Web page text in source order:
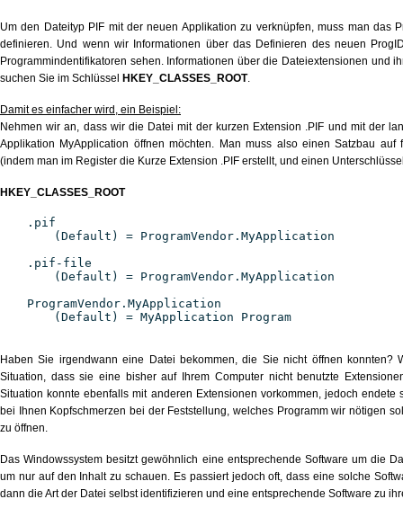
Um den Dateityp PIF mit der neuen Applikation zu verknüpfen, muss man das
definieren. Und wenn wir Informationen über das Definieren des neuen
Programmindentifikatoren sehen. Informationen über die Dateiextensionen und
suchen Sie im Schlüssel
HKEY_CLASSES_ROOT.
Damit es einfacher wird, ein Beispiel:
Nehmen wir an, dass wir die Datei mit der kurzen Extension .PIF und mit der
Applikation MyApplication öffnen möchten. Man muss also einen Satzbau auf
(indem man im Register die Kurze Extension .PIF erstellt, und einen
HKEY_CLASSES_ROOT
.pif
(Default) = ProgramVendor.MyApplication
.pif-file
(Default) = ProgramVendor.MyApplication
ProgramVendor.MyApplication
(Default) = MyApplication Program
Haben Sie irgendwann eine Datei bekommen, die Sie nicht öffnen konnten?
Situation, dass sie eine bisher auf Ihrem Computer nicht benutzte
Situation konnte ebenfalls mit anderen Extensionen vorkommen, jedoch
bei Ihnen Kopfschmerzen bei der Feststellung, welches Programm wir nötigen
zu öffnen.
Das Windowssystem besitzt gewöhnlich eine entsprechende Software um die
um nur auf den Inhalt zu schauen. Es passiert jedoch oft, dass eine solche
dann die Art der Datei selbst identifizieren und eine entsprechende Software zu